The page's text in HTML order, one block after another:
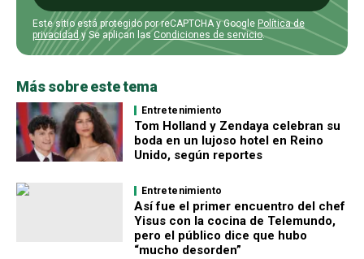
Este sitio está protegido por reCAPTCHA y Google Política de
privacidad y Se aplican lasCondiciones de servicio.
Más sobre este tema
Entretenimiento
Tom Holland y Zendaya celebran su
boda en un lujoso hotel en Reino
Unido, según reportes
Entretenimiento
Así fue el primer encuentro del chef
Yisus con la cocina de Telemundo,
pero el público dice que hubo
“mucho desorden”